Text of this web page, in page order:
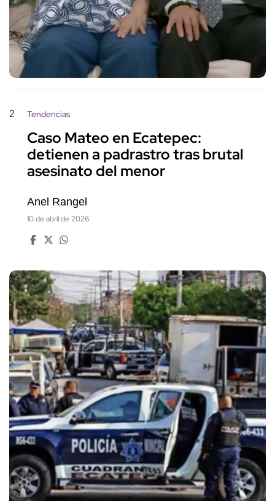
2 Tendencias
Caso Mateo en Ecatepec:
detienen a padrastro tras brutal
asesinato del menor
Anel Rangel
10 de abril de 2026